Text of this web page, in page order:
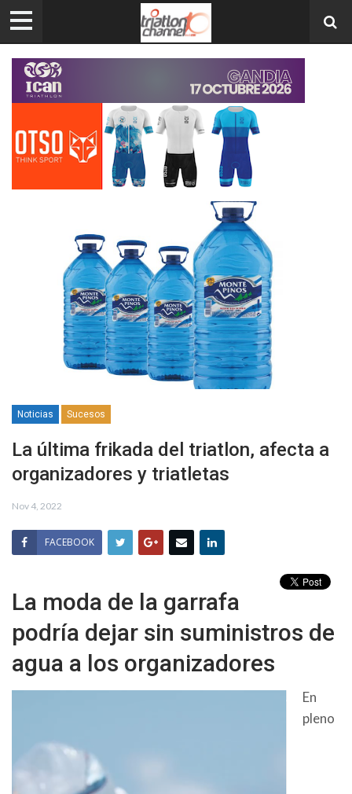
Noticias Sucesos
La última frikada del triatlon, afecta a
organizadores y triatletas
Nov 4, 2022
FACEBOOK
La moda de la garrafa
podría dejar sin suministros de
agua a los organizadores
En
pleno